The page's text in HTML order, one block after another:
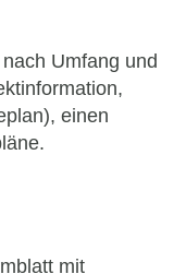
Umfang und
einen
mit